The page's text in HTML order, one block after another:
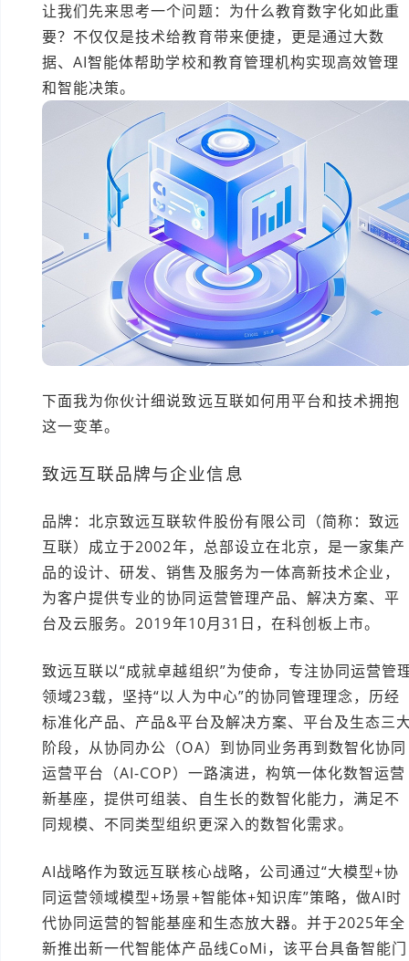
让我们先来思考一个问题：为什么教育数字化如此重
要？不仅仅是技术给教育带来便捷，更是通过大数
据、AI智能体帮助学校和教育管理机构实现高效管理
和智能决策。
下面我为你伙计细说致远互联如何用平台和技术拥抱
这一变革。
致远互联品牌与企业信息
品牌：北京致远互联软件股份有限公司（简称：致远
互联）成立于2002年，总部设立在北京，是一家集产
品的设计、研发、销售及服务为一体高新技术企业，
为客户提供专业的协同运营管理产品、解决方案、平
台及云服务。2019年10月31日，在科创板上市。
致远互联以“成就卓越组织”为使命，专注协同运营管
领域23载，坚持“以人为中心”的协同管理理念，历经
标准化产品、产品&平台及解决方案、平台及生态三
阶段，从协同办公（OA）到协同业务再到数智化协同
运营平台（AI-COP）一路演进，构筑一体化数智运营
新基座，提供可组装、自生长的数智化能力，满足不
同规模、不同类型组织更深入的数智化需求。
AI战略作为致远互联核心战略，公司通过“大模型+协
同运营领域模型+场景+智能体+知识库”策略，做AI时
代协同运营的智能基座和生态放大器。并于2025年全
新推出新一代智能体产品线CoMi，该平台具备智能门